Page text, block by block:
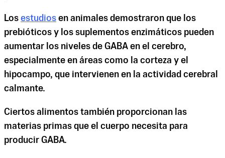
Los estudios en animales demostraron que los
prebióticos y los suplementos enzimáticos pueden
aumentar los niveles de GABA en el cerebro,
especialmente en áreas como la corteza y el
hipocampo, que intervienen en la actividad cerebral
calmante.
Ciertos alimentos también proporcionan las
materias primas que el cuerpo necesita para
producir GABA.